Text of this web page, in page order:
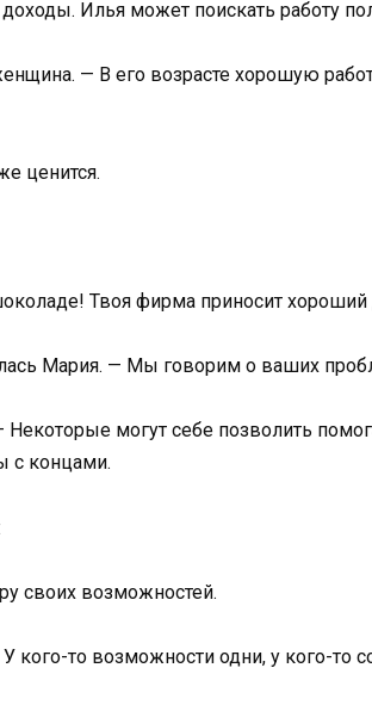
Илья может поискать работу
— В его возрасте хорошую
ценится.
Твоя фирма приносит хороший
Мария. — Мы говорим о ваших
могут себе позволить
с концами.
своих возможностей.
то возможности одни, у кого-то